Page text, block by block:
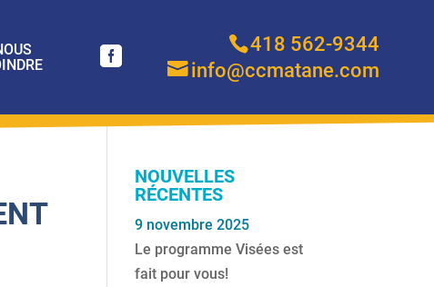
418 562-9344
info@ccmatane.com
NOUVELLES
RÉCENTES
Le programme Visées est
fait pour vous!
9 novembre 2025